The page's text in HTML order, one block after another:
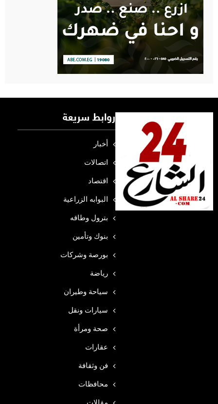
روابط سريعة
أخبار
اتصالات
اقتصاد
البوابه الزراعية
بترول وطاقه
بنوك وتأمين
بورصة وشركات
رياضة
سياحة وطيران
سيارات ونقل
صحة ومرأة
عقارات
فن وثقافة
محافظات